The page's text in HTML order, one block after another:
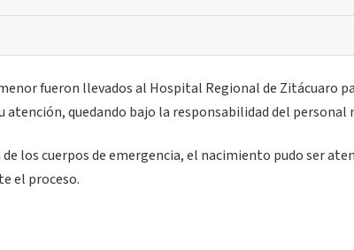
fueron llevados al Hospital Regional de Zitácuaro
atención, quedando bajo la responsabilidad del personal
los cuerpos de emergencia, el nacimiento pudo ser
el proceso.